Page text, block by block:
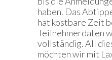
haben. Das
hat kostbare Zeit
Teilnehmerdaten
vollständig. All
möchten wir mit